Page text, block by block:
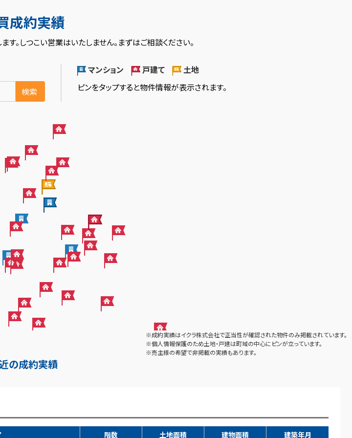
成約実績
。しつこい営業はいたしません。まずはご相談ください。
検索
マンション 戸建て
土地
ピンをタップすると物件情報が表示されます。
※成約実績はイクラ株式会社で正当性が確認された物件のみ掲載されています。
※個人情報保護のため土地・戸建は町域の中心にピンが立っています。
※売主様の希望で非掲載の実績もあります。
の成約実績
階数 土地面積 建物面積 建築年月